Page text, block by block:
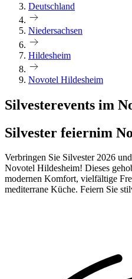
Deutschland
Niedersachsen
Hildesheim
Novotel Hildesheim
Silvesterevents im
Silvester feiernim
Verbringen Sie Silvester 2026
Novotel Hildesheim! Dieses
modernen Komfort, vielfältige
mediterrane Küche. Feiern Sie